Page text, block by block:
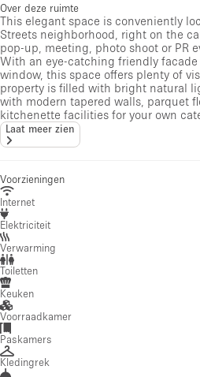
Over deze ruimte
This elegant space is conveniently
Streets neighborhood, right on the
pop-up, meeting, photo shoot or PR
With an eye-catching friendly
window, this space offers plenty of
property is filled with bright natural
with modern tapered walls, parquet
kitchenette facilities for your own
Laat meer zien
Voorzieningen
Internet
Elektriciteit
Verwarming
Toiletten
Keuken
Voorraadkamer
Paskamers
Kledingrek